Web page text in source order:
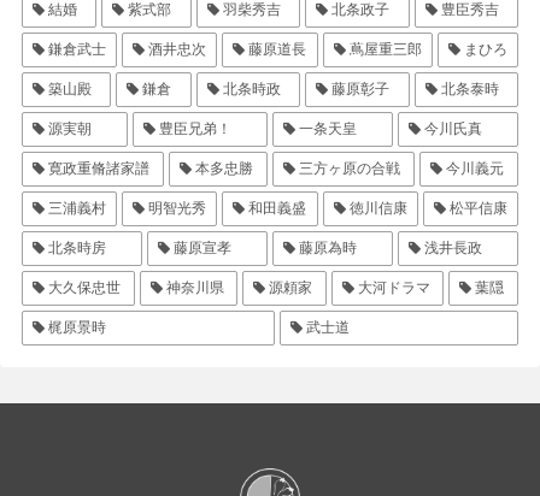
結婚 紫式部 羽柴秀吉 北条政子 豊臣秀吉
鎌倉武士 酒井忠次 藤原道長 蔦屋重三郎 まひろ
築山殿 鎌倉 北条時政 藤原彰子 北条泰時
源実朝 豊臣兄弟！ 一条天皇 今川氏真
寛政重脩諸家譜 本多忠勝 三方ヶ原の合戦 今川義元
三浦義村 明智光秀 和田義盛 徳川信康 松平信康
北条時房 藤原宣孝 藤原為時 浅井長政
大久保忠世 神奈川県 源頼家 大河ドラマ 葉隠
梶原景時 武士道